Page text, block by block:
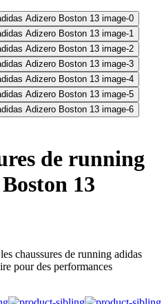
de running
13
chaussures de running adidas
pour des performances